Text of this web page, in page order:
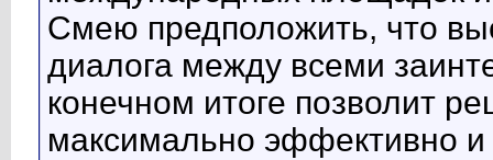
Смею предположить, что
диалога между всеми
конечном итоге позволит
максимально эффективно и